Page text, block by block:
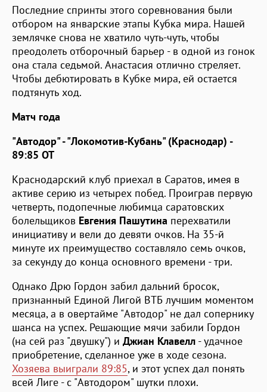
Последние спринты этого соревнования были
отбором на январские этапы Кубка мира. Нашей
землячке снова не хватило чуть-чуть, чтобы
преодолеть отборочный барьер - в одной из гонок
она стала седьмой. Анастасия отлично стреляет.
Чтобы дебютировать в Кубке мира, ей остается
подтянуть ход.
Матч года
"Автодор" - "Локомотив-Кубань" (Краснодар) -
89:85 ОТ
Краснодарский клуб приехал в Саратов, имея в
активе серию из четырех побед. Проиграв первую
четверть, подопечные любимца саратовских
болельщиков Евгения Пашутина перехватили
инициативу и вели до девяти очков. На 35-й
минуте их преимущество составляло семь очков,
за секунду до конца основного времени - три.
Однако Дрю Гордон забил дальний бросок,
признанный Единой Лигой ВТБ лучшим моментом
месяца, а в овертайме "Автодор" не дал сопернику
шанса на успех. Решающие мячи забили Гордон
(на сей раз "двушку") и Джиан Клавелл - удачное
приобретение, сделанное уже в ходе сезона.
Хозяева выиграли 89:85, и этот успех дал понять
всей Лиге - с "Автодором" шутки плохи.